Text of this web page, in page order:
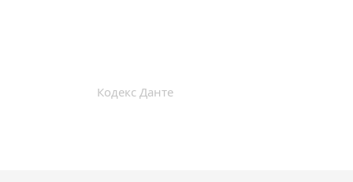
Кодекс Данте